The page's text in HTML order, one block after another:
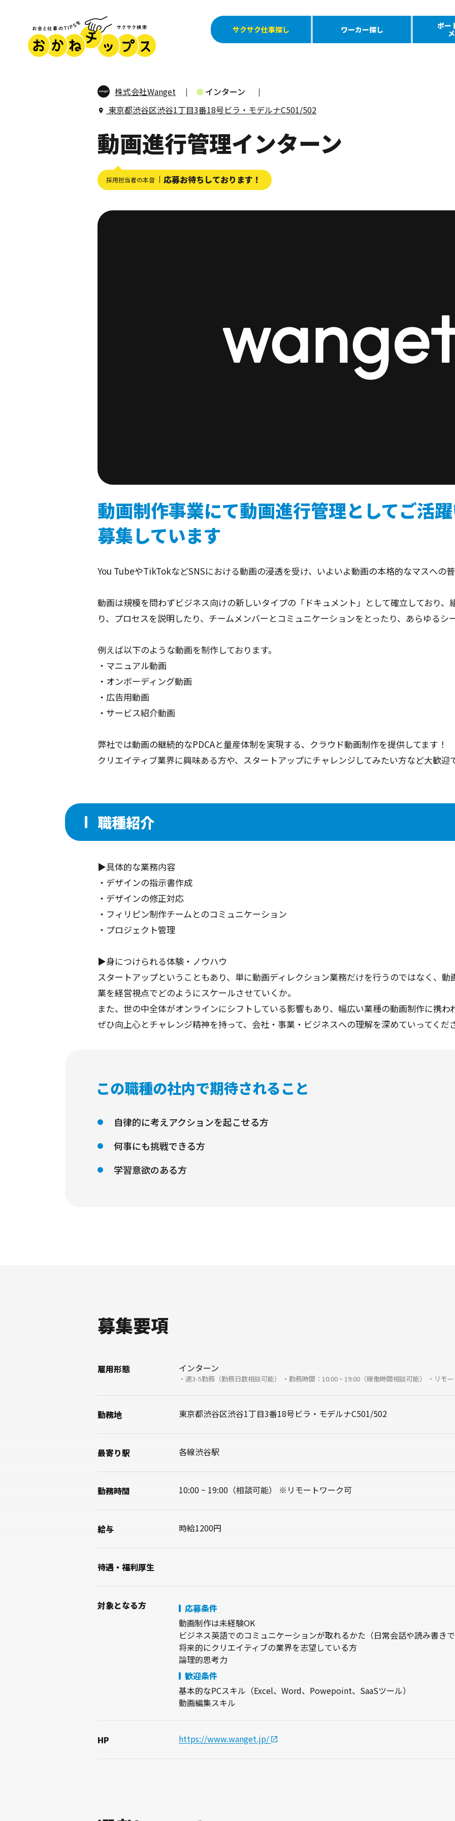
サクサク仕事探し ワーカー探し ポー
株式会社Wanget
インターン
東京都渋谷区渋谷1丁目3番18号ビラ・モデルナC501/502
動画進行管理インターン
採用担当者の本音 応募お待ちしております！
動画制作事業にて動画進行管理としてご活
募集しています
You TubeやTikTokなどSNSにおける動画の浸透を受け、いよいよ動画の本格的なマスへの
動画は規模を問わずビジネス向けの新しいタイプの「ドキュメント」として確立しており、
り、プロセスを説明したり、チームメンバーとコミュニケーションをとったり、あらゆるシ
例えば以下のような動画を制作しております。
・マニュアル動画
・オンボーディング動画
・広告用動画
・サービス紹介動画
弊社では動画の継続的なPDCAと量産体制を実現する、クラウド動画制作を提供してます！
クリエイティブ業界に興味ある方や、スタートアップにチャレンジしてみたい方など大歓迎
職種紹介
▶️具体的な業務内容
・デザインの指示書作成
・デザインの修正対応
・フィリピン制作チームとのコミュニケーション
・プロジェクト管理
▶️身につけられる体験・ノウハウ
スタートアップということもあり、単に動画ディレクション業務だけを行うのではなく、
業を経営視点でどのようにスケールさせていくか。
また、世の中全体がオンラインにシフトしている影響もあり、幅広い業種の動画制作に携わ
ぜひ向上心とチャレンジ精神を持って、会社・事業・ビジネスへの理解を深めていってくだ
この職種の社内で期待されること
自律的に考えアクションを起こせる方
何事にも挑戦できる方
学習意欲のある方
募集要項
雇用形態 インターン
・週3-5勤務（勤務日数相談可能） ・勤務時間：10:00 ~ 19:00（稼働時間相談可能） ・リモ
勤務地 東京都渋谷区渋谷1丁目3番18号ビラ・モデルナC501/502
最寄り駅 各線渋谷駅
勤務時間 10:00 ~ 19:00（相談可能） ※リモートワーク可
給与 時給1200円
待遇・ 福利厚生
対象となる方
応募条件
動画制作は未経験OK
ビジネス英語でのコミュニケーションが取れるかた（日常会話や読み書き
将来的にクリエイティブの業界を志望している方
論理的思考力
歓迎条件
基本的なPCスキル（Excel、Word、Powepoint、SaaSツール）
動画編集スキル
HP https://www.wanget.jp/